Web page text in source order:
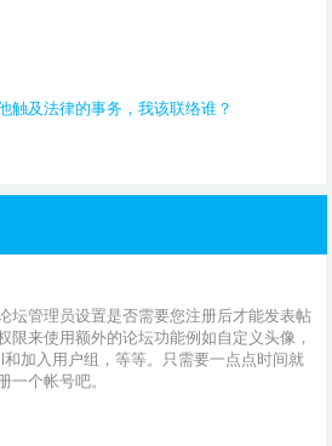
触及法律的事务，我该联络谁？
坛管理员设置是否需要您注册后才能发表帖
限来使用额外的论坛功能例如自定义头像，
加入用户组，等等。只需要一点点时间就
个帐号吧。